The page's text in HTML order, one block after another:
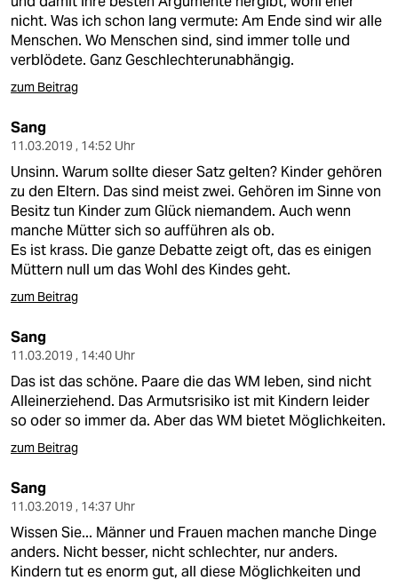
nicht. Was ich schon lang vermute: Am Ende sind wir alle
Menschen. Wo Menschen sind, sind immer tolle und
verblödete. Ganz Geschlechterunabhängig.
zum Beitrag
Sang
11.03.2019 , 14:52 Uhr
Unsinn. Warum sollte dieser Satz gelten? Kinder gehören
zu den Eltern. Das sind meist zwei. Gehören im Sinne von
Besitz tun Kinder zum Glück niemandem. Auch wenn
manche Mütter sich so aufführen als ob.
Es ist krass. Die ganze Debatte zeigt oft, das es einigen
Müttern null um das Wohl des Kindes geht.
zum Beitrag
Sang
11.03.2019 , 14:40 Uhr
Das ist das schöne. Paare die das WM leben, sind nicht
Alleinerziehend. Das Armutsrisiko ist mit Kindern leider
so oder so immer da. Aber das WM bietet Möglichkeiten.
zum Beitrag
Sang
11.03.2019 , 14:37 Uhr
Wissen Sie... Männer und Frauen machen manche Dinge
anders. Nicht besser, nicht schlechter, nur anders.
Kindern tut es enorm gut, all diese Möglichkeiten und